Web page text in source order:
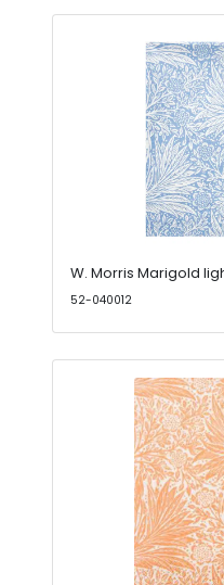
W. Morris Marigold
52-040012